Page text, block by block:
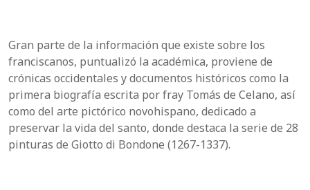
Gran parte de la información que existe sobre los
franciscanos, puntualizó la académica, proviene de
crónicas occidentales y documentos históricos como la
primera biografía escrita por fray Tomás de Celano, así
como del arte pictórico novohispano, dedicado a
preservar la vida del santo, donde destaca la serie de 28
pinturas de Giotto di Bondone (1267-1337).